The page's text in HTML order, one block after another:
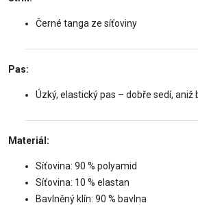
Černé tanga ze síťoviny
Pas:
Úzký, elastický pas – dobře sedí, aniž
Materiál:
Síťovina: 90 % polyamid
Síťovina: 10 % elastan
Bavlněný klín: 90 % bavlna